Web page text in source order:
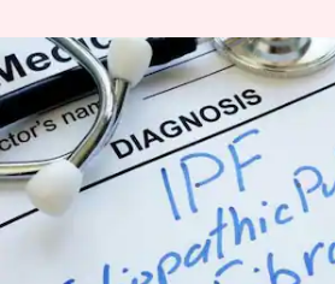
ఊపిరితిత్తుల్లో ఇబ్బంది
ఐపీఎఫ్ వ్యాధి
ట్రీట్మెంట్
వ్రాసిన వారు Sriram Pranateja Jun 30, 2023
ఈ వార్తాకథనం ఏంటి